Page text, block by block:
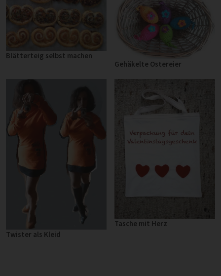
Blätterteig selbst machen
Gehäkelte Ostereier
Twister als Kleid
Tasche mit Herz